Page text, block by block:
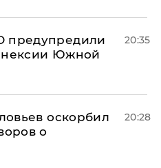
предупредили
Южной
20:35
оскорбил
о
20:28